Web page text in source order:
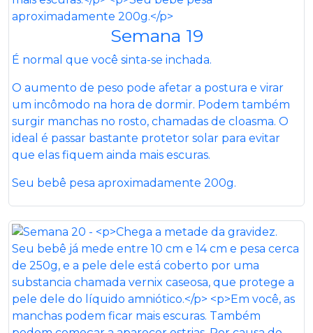
Semana 19
É normal que você sinta-se inchada.
O aumento de peso pode afetar a postura e virar
um incômodo na hora de dormir. Podem também
surgir manchas no rosto, chamadas de cloasma. O
ideal é passar bastante protetor solar para evitar
que elas fiquem ainda mais escuras.
Seu bebê pesa aproximadamente 200g.